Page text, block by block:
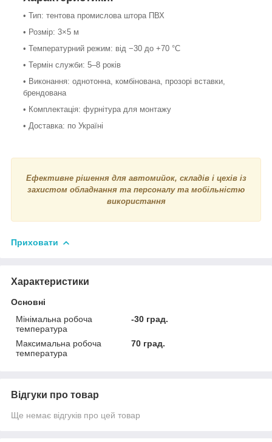
• Тип: тентова промислова штора ПВХ
• Розмір: 3×5 м
• Температурний режим: від −30 до +70 °С
• Термін служби: 5–8 років
• Виконання: однотонна, комбінована, прозорі вставки,
брендована
• Комплектація: фурнітура для монтажу
• Доставка: по Україні
Ефективне рішення для автомийок, складів і цехів із
захистом обладнання та персоналу та мобільністю
використання
Приховати
Характеристики
Основні
Мінімальна робоча
температура
-30 град.
Максимальна робоча
температура
70 град.
Відгуки про товар
Ще немає відгуків про цей товар